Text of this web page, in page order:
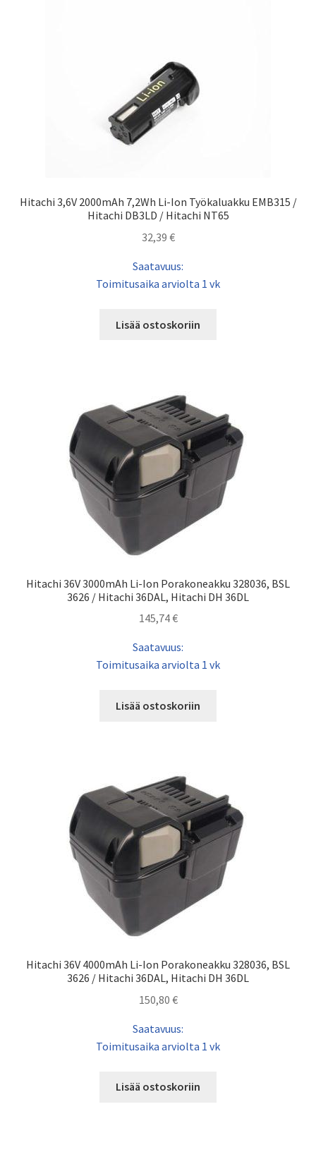
Hitachi 3,6V 2000mAh 7,2Wh Li-Ion Työkaluakku EMB315 /
Hitachi DB3LD / Hitachi NT65
32,39 €
Saatavuus:
Toimitusaika arviolta 1 vk
Lisää ostoskoriin
Hitachi 36V 3000mAh Li-Ion Porakoneakku 328036, BSL
3626 / Hitachi 36DAL, Hitachi DH 36DL
145,74€
Saatavuus:
Toimitusaika arviolta 1 vk
Lisää ostoskoriin
Hitachi 36V 4000mAh Li-Ion Porakoneakku 328036, BSL
3626 / Hitachi 36DAL, Hitachi DH 36DL
150,80 €
Saatavuus:
Toimitusaika arviolta 1 vk
Lisää ostoskoriin